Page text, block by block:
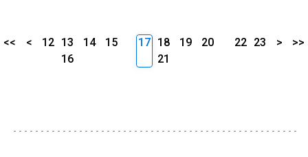
<< < 12 13 14
15
16
17 18 19
20
21
22 23 > >>